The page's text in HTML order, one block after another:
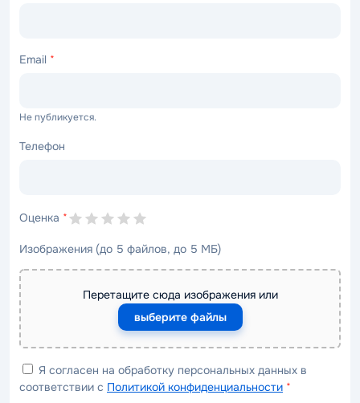
Email *
Не публикуется.
Телефон
Оценка *
Изображения (до 5 файлов, до 5 МБ)
Перетащите сюда изображения или
выберите файлы
Я согласен на обработку персональных данных в
соответствии с Политикой конфиденциальности *